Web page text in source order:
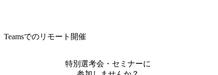
Teamsでのリモート開催
特別選考会・セミナーに